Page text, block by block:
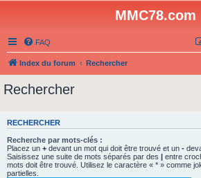
MMC78.com
FAQ
Index du forum Rechercher
Rechercher
RECHERCHER
Recherche par mots-clés :
Placez un + devant un mot qui doit être trouvé et un -
Saisissez une suite de mots séparés par des | entre
mots doit être trouvé. Utilisez le caractère « * » comme
partielles.